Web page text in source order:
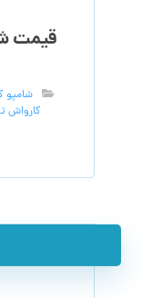
قیمت
شامپو
کارواش